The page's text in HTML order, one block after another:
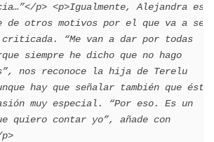
p> <p>Igualmente, Alejandra es
de otros motivos por el que va a ser
criticada. “Me van a dar por todas
siempre he dicho que no hago
nos reconoce la hija de Terelu
hay que señalar también que ésta
muy especial. “Por eso. Es un
quiero contar yo”, añade con